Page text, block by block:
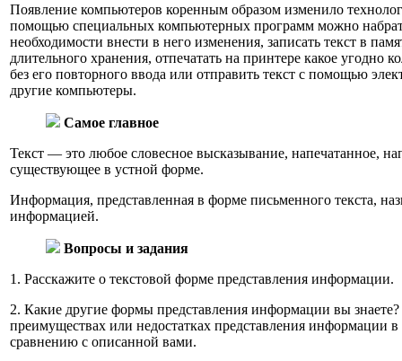
Появление компьютеров коренным образом изменило
помощью специальных компьютерных программ можно
необходимости внести в него изменения, записать текст в
длительного хранения, отпечатать на принтере какое угодно
без его повторного ввода или отправить текст с помощью
другие компьютеры.
Самое главное
Текст — это любое словесное высказывание, напечатанное,
существующее в устной форме.
Информация, представленная в форме письменного текста,
информацией.
Вопросы и задания
1. Расскажите о текстовой форме представления информации.
2. Какие другие формы представления информации вы знаете?
преимуществах или недостатках представления информации в
сравнению с описанной вами.